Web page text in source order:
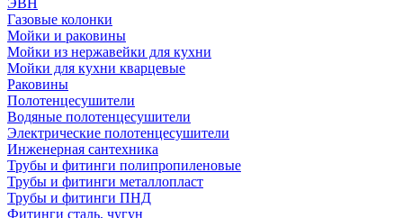
ЭВН
Газовые колонки
Мойки и раковины
Мойки из нержавейки для кухни
Мойки для кухни кварцевые
Раковины
Полотенцесушители
Водяные полотенцесушители
Электрические полотенцесушители
Инженерная сантехника
Трубы и фитинги полипропиленовые
Трубы и фитинги металлопласт
Трубы и фитинги ПНД
Фитинги сталь, чугун